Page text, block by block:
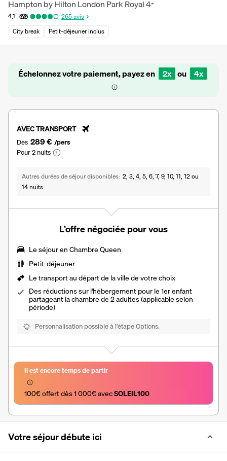
Hampton by Hilton London Park Royal4*
4,1 265avis
City break
Petit-déjeuner inclus
Échelonnez votre paiement, payez en 2x ou 4x
AVEC TRANSPORT
Dès 289 € /pers
Pour 2 nuits
Autres durées de séjour disponibles 2, 3, 4, 5, 6, 7, 9, 10, 11, 12 ou
14 nuits
L’offre négociée pour vous
Le séjour enChambre Queen
Petit-déjeuner
Le transport au départ de la ville de votre choix
Des réductions sur l'hébergement pour le 1er enfant
partageant la chambre de 2 adultes (applicable selon
période)
Personnalisation possible à l’étape Options.
Il est encore temps de partir
100€ offert dès 1 000€ avec SOLEIL100
Votre séjour débute ici